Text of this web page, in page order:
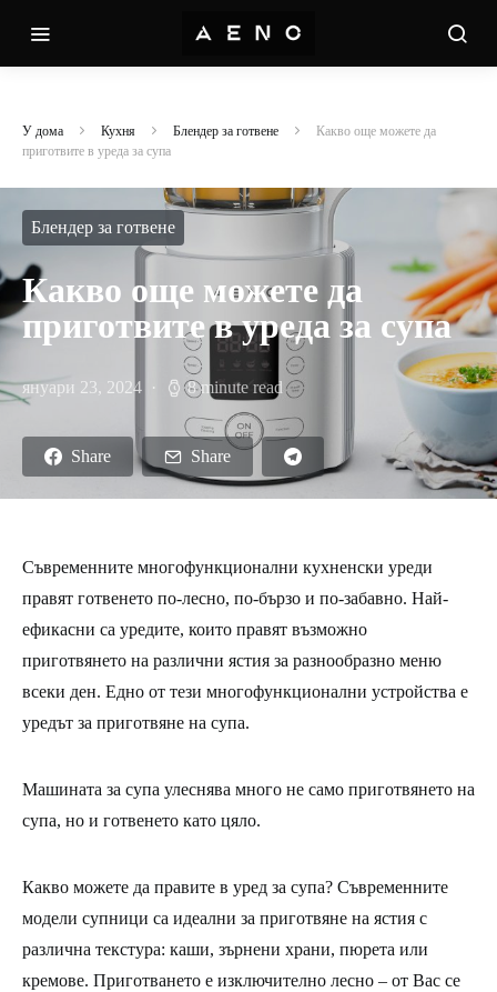
У дома Кухня Блендер за готвене
Какво още можете да
приготвите в уреда за супа
Блендер за готвене
Какво още можете да
приготвите в уреда за супа
януари 23, 2024 8 minute read
Share Share
Съвременните многофункционални кухненски уреди
правят готвенето по-лесно, по-бързо и по-забавно. Най-
ефикасни са уредите, които правят възможно
приготвянето на различни ястия за разнообразно меню
всеки ден. Едно от тези многофункционални устройства е
уредът за приготвяне на супа.
Машината за супа улеснява много не само приготвянето на
супа, но и готвенето като цяло.
Какво можете да правите в уред за супа? Съвременните
модели супници са идеални за приготвяне на ястия с
различна текстура: каши, зърнени храни, пюрета или
кремове. Приготването е изключително лесно – от Вас се